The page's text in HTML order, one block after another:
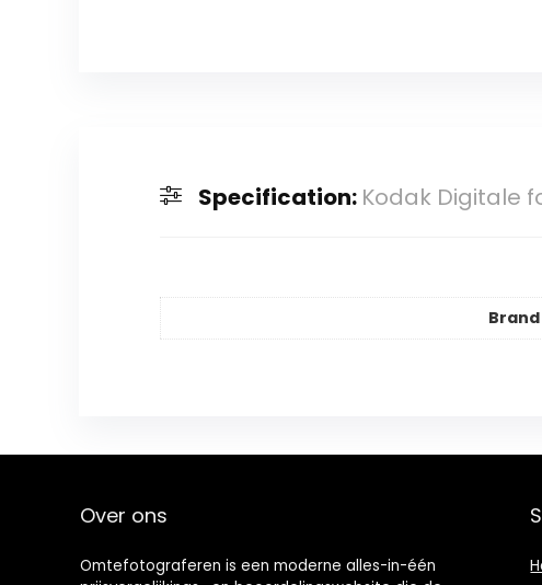
Specification: Kodak Digitale
Brand
Over ons
Omtefotograferen is een moderne alles-in-één